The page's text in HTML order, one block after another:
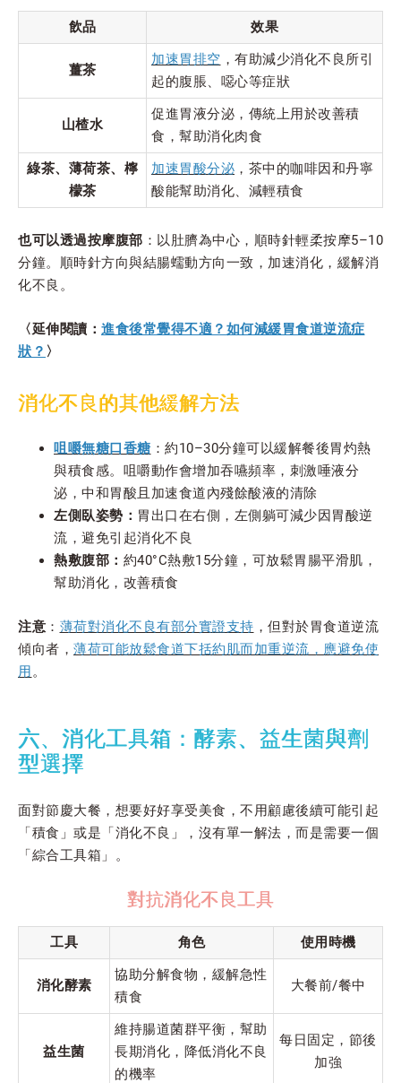
飲品 效果
薑茶
加速胃排空 ，有助減少消化不良所引
起的腹脹、噁心等症狀
山楂水
促進胃液分泌，傳統上用於改善積
食，幫助消化肉食
綠茶、薄荷茶、檸
檬茶
加速胃酸分泌 ，茶中的咖啡因和丹寧
酸能幫助消化、減輕積食
也可以透過按摩腹部 ：以肚臍為中心，順時針輕柔按摩5–10
分鐘。順時針方向與結腸蠕動方向一致，加速消化，緩解消
化不良。
〈延伸閱讀： 進食後常覺得不適？如何減緩胃食道逆流症
狀？ 〉
消化不良的其他緩解方法
咀嚼無糖口香糖：約10–30分鐘可以緩解餐後胃灼熱
與積食感。咀嚼動作會增加吞嚥頻率，刺激唾液分
泌，中和胃酸且加速食道內殘餘酸液的清除
左側臥姿勢： 胃出口在右側，左側躺可減少因胃酸逆
流，避免引起消化不良
熱敷腹部： 約40°C熱敷15分鐘，可放鬆胃腸平滑肌，
幫助消化，改善積食
注意 ： 薄荷對消化不良有部分實證支持 ，但對於胃食道逆流
傾向者， 薄荷可能放鬆食道下括約肌而加重逆流，應避免使
用。
六、消化工具箱：酵素、益生菌與劑
型選擇
面對節慶大餐，想要好好享受美食，不用顧慮後續可能引起
「積食」或是「消化不良」，沒有單一解法，而是需要一個
「綜合工具箱」。
對抗消化不良工具
工具 角色 使用時機
消化酵素
協助分解食物，緩解急性
積食
大餐前/餐中
益生菌
維持腸道菌群平衡，幫助
長期消化，降低消化不良
的機率
每日固定，節後
加強